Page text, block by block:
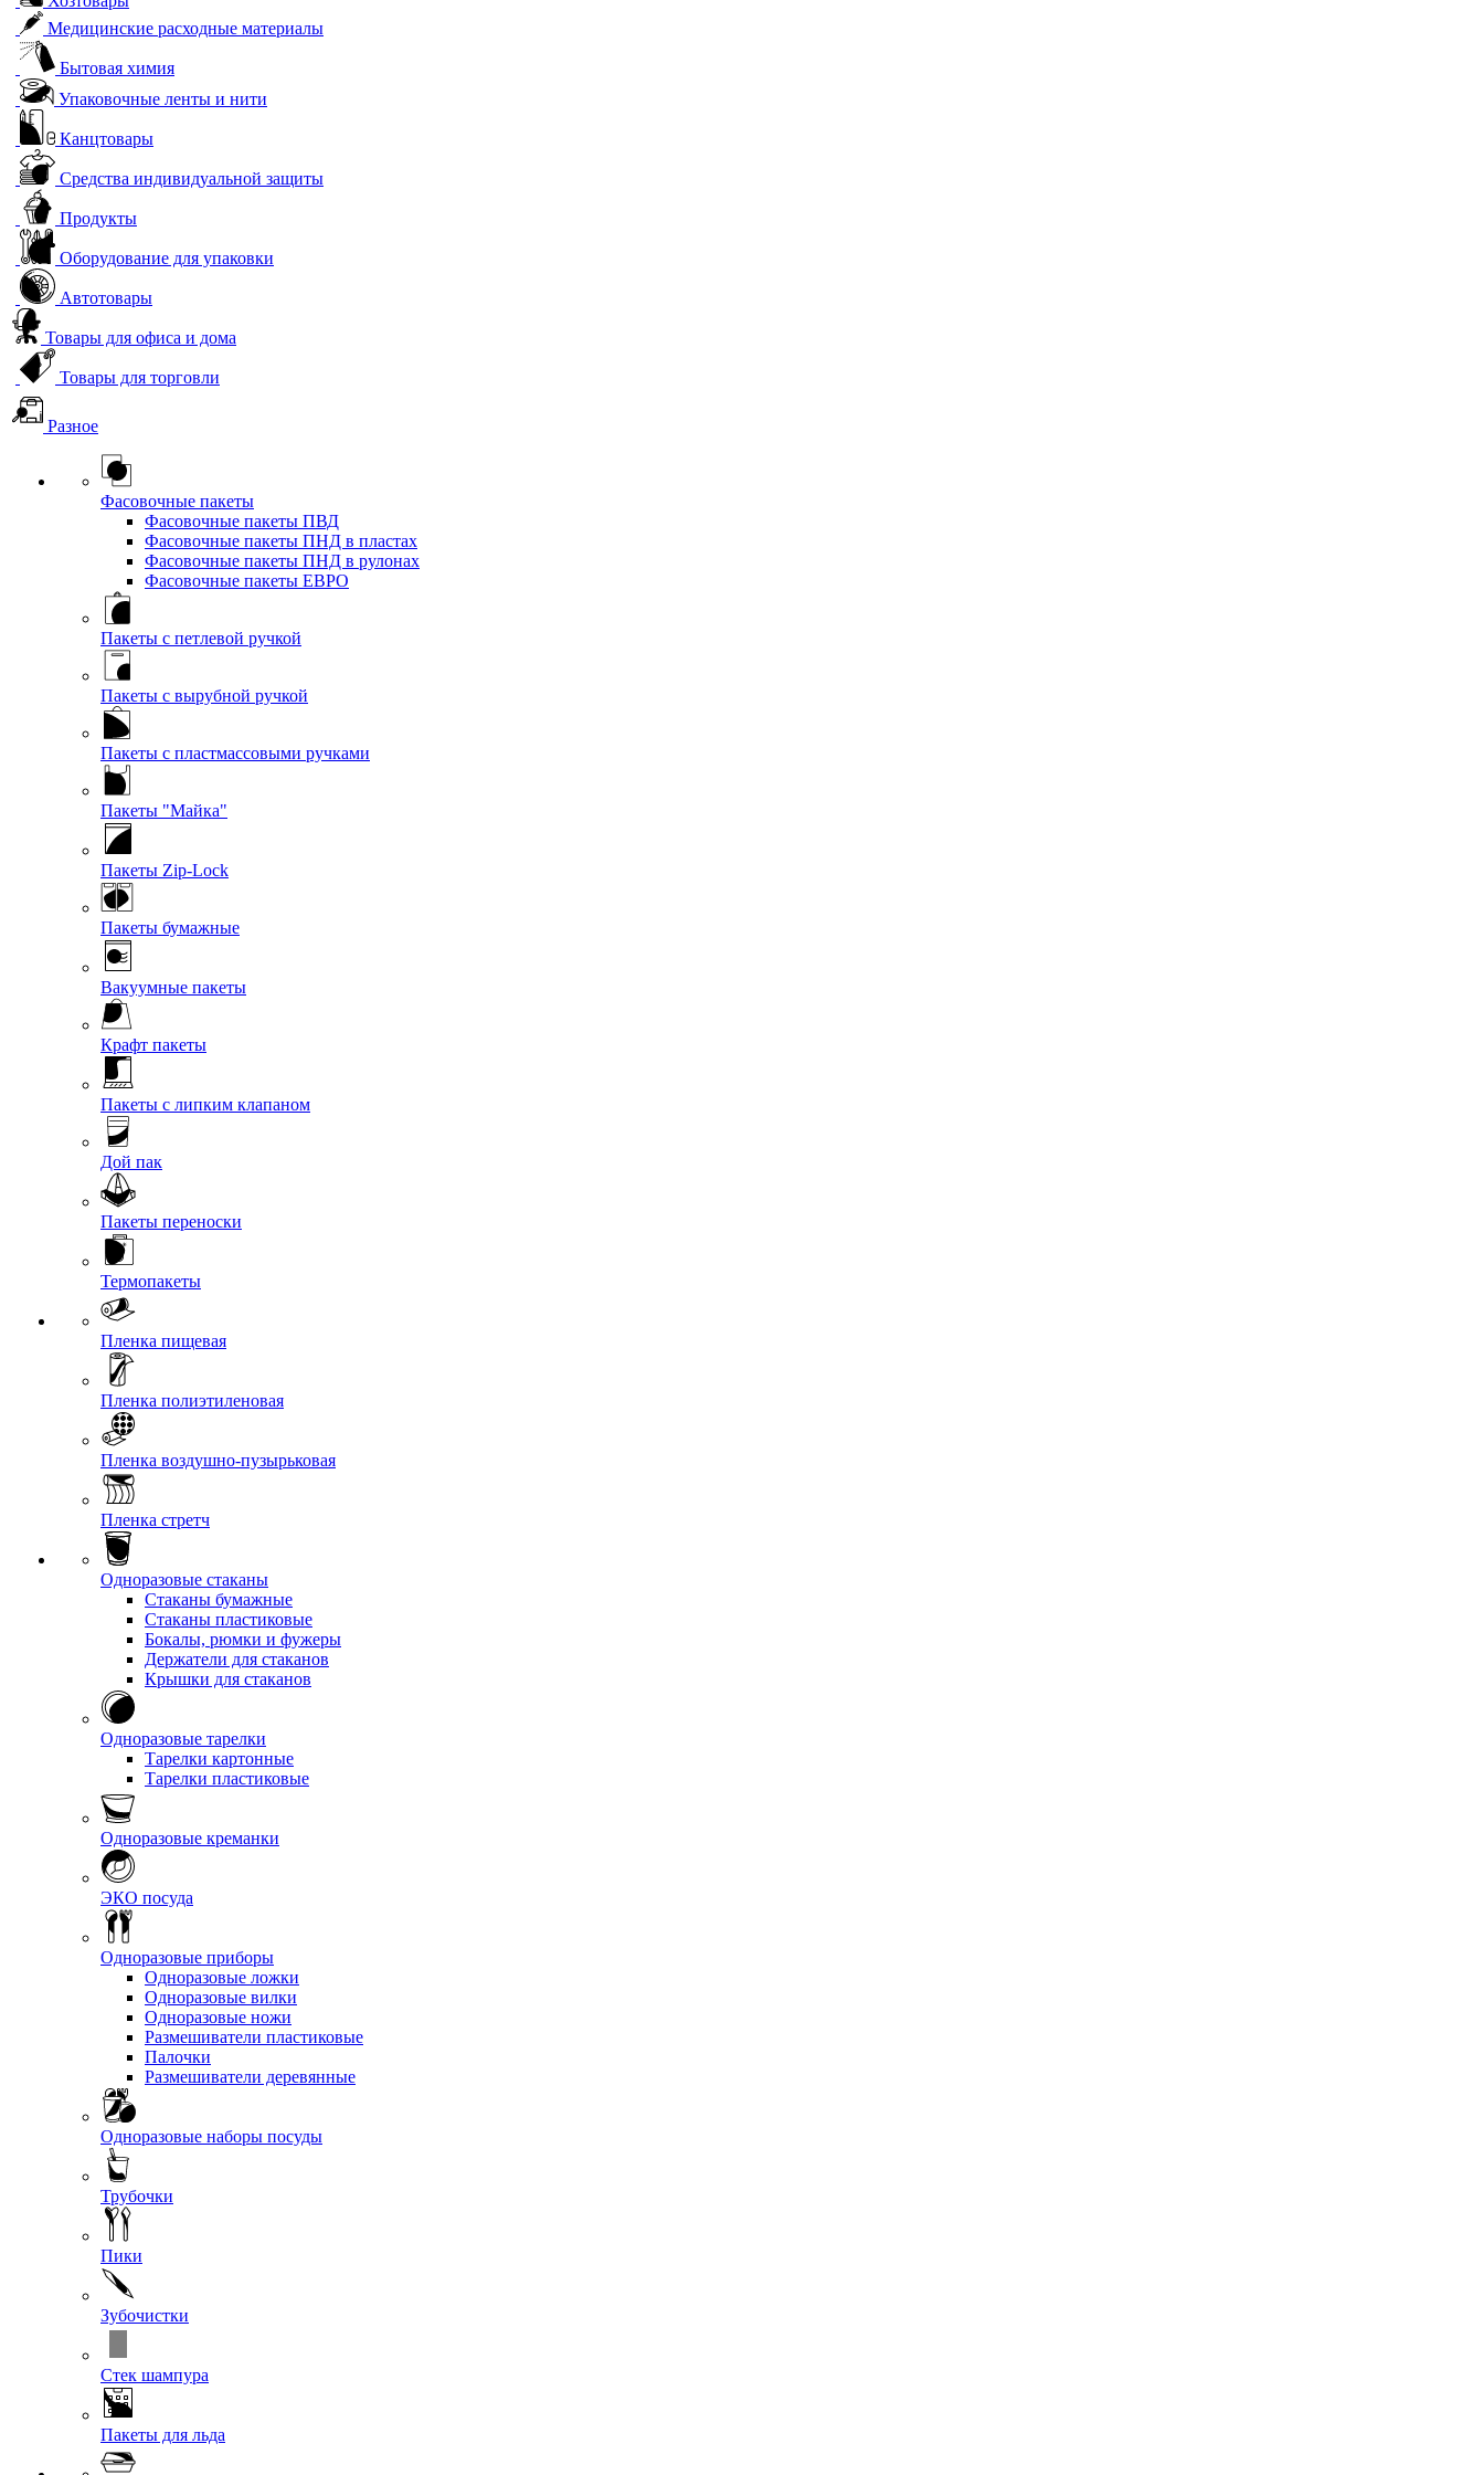
Медицинские расходные материалы
Бытовая химия
Упаковочные ленты и нити
Канцтовары
Средства индивидуальной защиты
Продукты
Оборудование для упаковки
Автотовары
Товары для офиса и дома
Товары для торговли
Разное
Фасовочные пакеты
Фасовочные пакеты ПВД
Фасовочные пакеты ПНД в пластах
Фасовочные пакеты ПНД в рулонах
Фасовочные пакеты ЕВРО
Пакеты с петлевой ручкой
Пакеты с вырубной ручкой
Пакеты с пластмассовыми ручками
Пакеты "Майка"
Пакеты Zip-Lock
Пакеты бумажные
Вакуумные пакеты
Крафт пакеты
Пакеты с липким клапаном
Дой пак
Пакеты переноски
Термопакеты
Пленка пищевая
Пленка полиэтиленовая
Пленка воздушно-пузырьковая
Пленка стретч
Одноразовые стаканы
Стаканы бумажные
Стаканы пластиковые
Бокалы, рюмки и фужеры
Держатели для стаканов
Крышки для стаканов
Одноразовые тарелки
Тарелки картонные
Тарелки пластиковые
Одноразовые креманки
ЭКО посуда
Одноразовые приборы
Одноразовые ложки
Одноразовые вилки
Одноразовые ножи
Размешиватели пластиковые
Палочки
Размешиватели деревянные
Одноразовые наборы посуды
Трубочки
Пики
Зубочистки
Стек шампура
Пакеты для льда